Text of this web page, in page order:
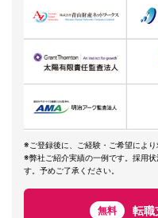
※ご登録後に、ご経験・ご希望により
※弊社ご紹介実績の一例です。採用
す。予めご了承ください。
無料 転職